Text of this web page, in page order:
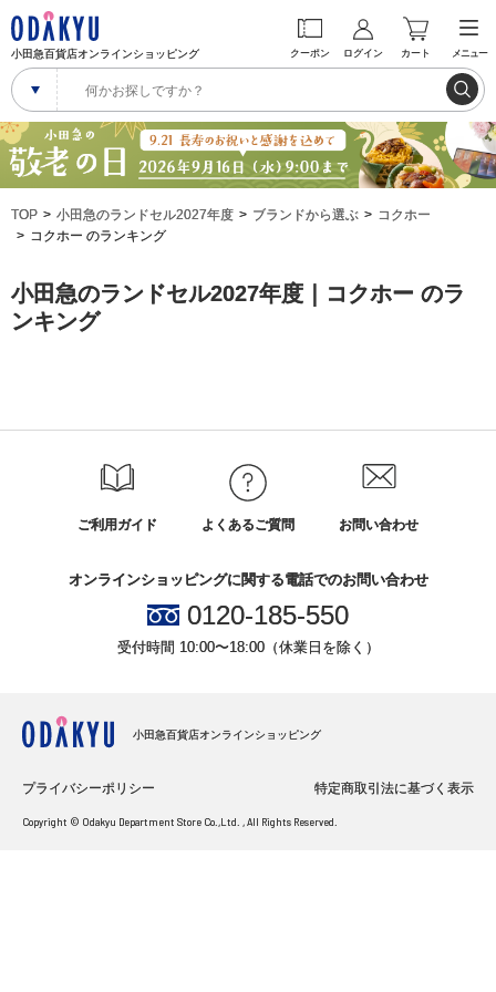
小田急百貨店オンラインショッピング クーポン ログイン カート メニュー
TOP 小田急のランドセル2027年度 ブランドから選ぶ
コクホー
コクホー のランキング
小田急のランドセル2027年度｜コクホー のラ
ンキング
ご利用ガイド よくあるご質問 お問い合わせ
オンラインショッピングに関する電話でのお問い合わせ
0120-185-550
受付時間 10:00〜18:00（休業日を除く）
小田急百貨店オンラインショッピング
プライバシーポリシー 特定商取引法に基づく表示
Copyright © Odakyu Department Store Co.,Ltd. , All Rights Reserved.